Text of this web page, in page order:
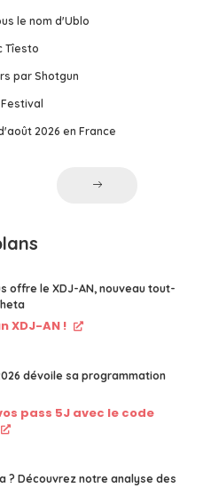
le nom d'Ublo
Tîesto
par Shotgun
2026 en France
offre le XDJ-AN, nouveau tout-
XDJ-AN !
dévoile sa programmation
pass 5J avec le code
? Découvrez notre analyse des